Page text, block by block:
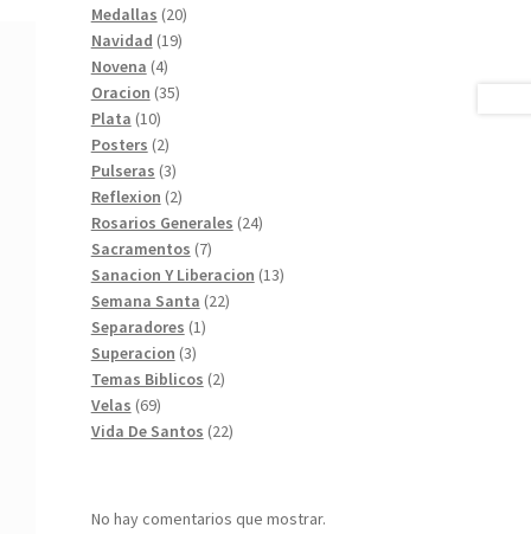
Medallas 2020
productos
Navidad 1919
Novena 44
productos
Oracion 3535
Plata 1010
productos
Posters 22
productos
Pulseras 33
productos
Reflexion 22
productos
Rosarios Generales 2424
Sacramentos 77
productos
Sanacion Y Liberacion 1313
Semana Santa 2222
Separadores 11
Superacion 33
productos
Temas Biblicos 22
Velas 6969
productos
Vida De Santos 2222
No hay comentarios que mostrar.